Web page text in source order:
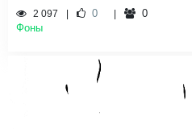
2 097 0
0
Фоны